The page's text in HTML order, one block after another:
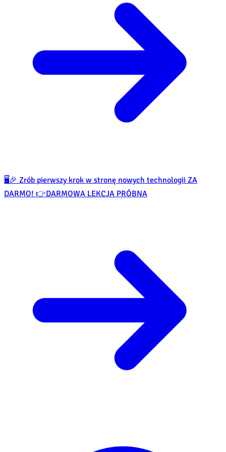
🖥️🎉 Zrób pierwszy krok w stronę nowych technologii ZA
DARMO! 👉DARMOWA LEKCJA PRÓBNA